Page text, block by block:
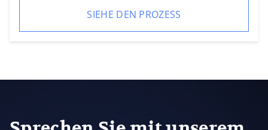
SIEHE DEN PROZESS